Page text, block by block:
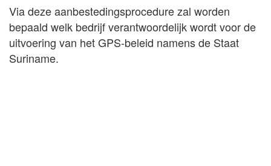
Via deze aanbestedingsprocedure zal worden
bepaald welk bedrijf verantwoordelijk wordt voor de
uitvoering van het GPS-beleid namens de Staat
Suriname.